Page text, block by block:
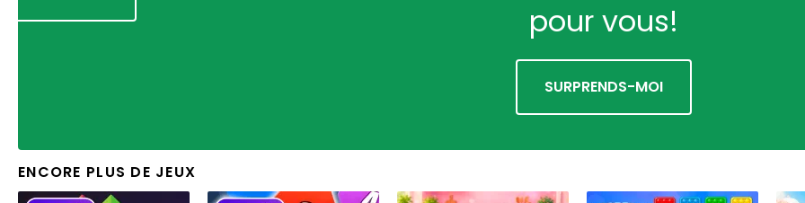
pour vous!
SURPRENDS-MOI
ENCORE PLUS DE JEUX